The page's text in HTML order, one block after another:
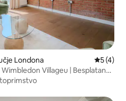
Londona
5 (4)
Villageu | Besplatan